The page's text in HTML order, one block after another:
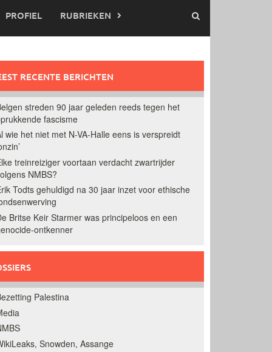
PROFIEL RUBRIEKEN
RECENTE BERICHTEN
streden 90 jaar geleden reeds tegen het
fascisme
wie het niet met N-VA-Halle eens is verspreidt
treinreiziger voortaan verdacht zwartrijder
NMBS?
Todts gehuldigd na 30 jaar inzet voor ethische
Britse Keir Starmer was principeloos en een
ontkenner
Palestina
Snowden, Assange